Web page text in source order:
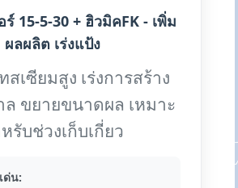
ร์ 15-5-30 + ฮิวมิคFK - เพิ่ม
ผลผลิต เร่งแป้ง
เซียมสูง เร่งการสร้าง
ล ขยายขนาดผล เหมาะ
รับช่วงเก็บเกี่ยว
ด่น: